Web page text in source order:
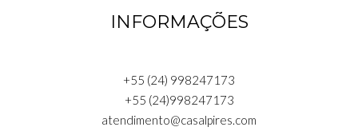
INFORMAÇÕES
+55 (24) 998247173
+55 (24)998247173
atendimento@casalpires.com